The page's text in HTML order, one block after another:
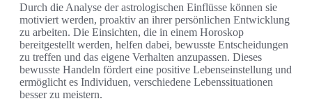
Durch die Analyse der astrologischen Einflüsse können sie
motiviert werden, proaktiv an ihrer persönlichen Entwicklung
zu arbeiten. Die Einsichten, die in einem Horoskop
bereitgestellt werden, helfen dabei, bewusste Entscheidungen
zu treffen und das eigene Verhalten anzupassen. Dieses
bewusste Handeln fördert eine positive Lebenseinstellung und
ermöglicht es Individuen, verschiedene Lebenssituationen
besser zu meistern.